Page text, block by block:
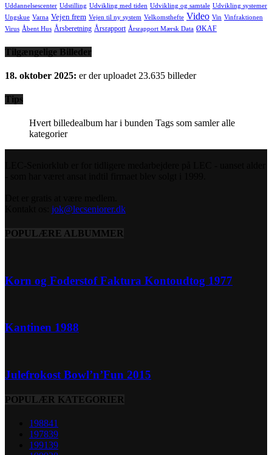
Uddannelsescenter Udstilling Udvikling med tiden Udvikling og samtale Udvikling systemer
Ungskue Varna Vejen frem Vejen til ny system Velkomsthefte Video Vin Vinfraktionen
Virus Åbent Hus Årsberetning Årsrapport Årsrapport Mærsk Data ØKAF
Tilgængelige Billeder
18. oktober 2025: er der uploadet 23.635 billeder
Tips
Hvert billedealbum har i bunden Tags som samler alle
kategorier
jok@lecseniorer.dk
POPULÆRE ALBUMMER
Korn og Foderstof Faktura Kontoudtog 1977
Kantinen 1988
Julefrokost Bowl’n’Fun 2015
POPULÆR KATEGORIER
198841
197839
199139